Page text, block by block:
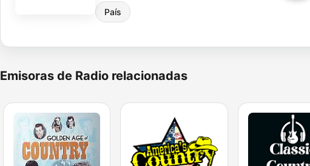
País
Emisoras de Radio relacionadas